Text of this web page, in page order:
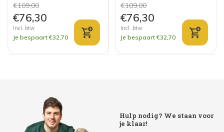
€109,00
€76,30
Incl. btw
Je bespaart €32,70
€109,00
€76,30
Incl. btw
Je bespaart €32,70
Hulp nodig? We staan voor
je klaar!